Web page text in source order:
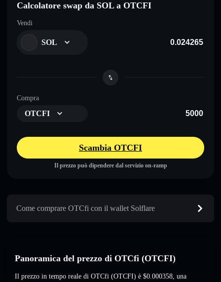
Calcolatore swap da SOL a OTCFI
Vendi
SOL
Compra
OTCFI
Scambia OTCFI
Il prezzo può dipendere dal servizio on-ramp
Come comprare OTCfi con il wallet Solflare
Panoramica del prezzo di OTCfi (OTCFI)
Il prezzo in tempo reale di OTCfi (OTCFI) è $0.000358, una